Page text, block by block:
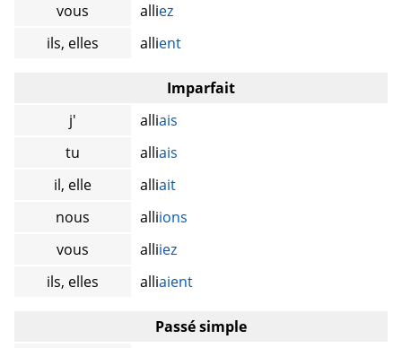
vous
alliez
ils, elles
allient
Imparfait
j'
alliais
tu
alliais
il, elle
alliait
nous
alliions
vous
alliiez
ils, elles
alliaient
Passé simple